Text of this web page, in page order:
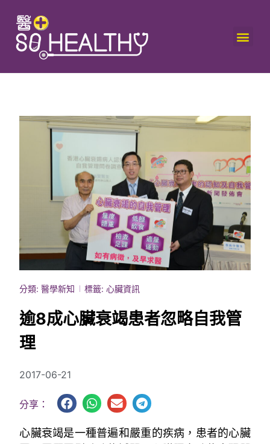
分類: 醫學新知 標籤: 心臟資訊
逾8成心臟衰竭患者忽略自我管
理
2017-06-21
分享：
心臟衰竭是一種普遍和嚴重的疾病，患者的心臟